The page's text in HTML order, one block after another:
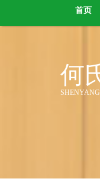
首页
何